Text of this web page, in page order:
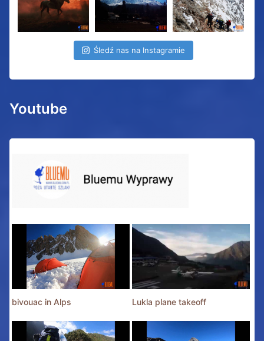
Śledź nas na Instagramie
Youtube
bivouac in Alps Lukla plane takeoff